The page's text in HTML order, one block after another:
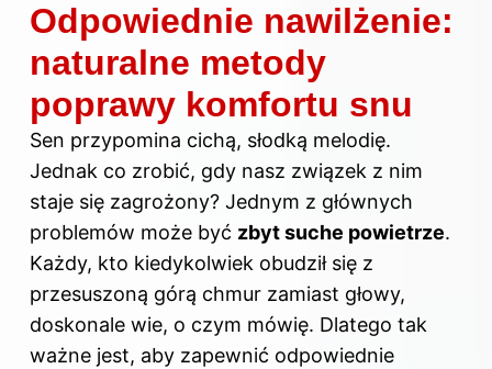
Odpowiednie nawilżenie:
naturalne metody
poprawy komfortu snu
Sen przypomina cichą, słodką melodię.
Jednak co zrobić, gdy nasz związek z nim
staje się zagrożony? Jednym z głównych
problemów może być zbyt suche powietrze.
Każdy, kto kiedykolwiek obudził się z
przesuszoną górą chmur zamiast głowy,
doskonale wie, o czym mówię. Dlatego tak
ważne jest, aby zapewnić odpowiednie